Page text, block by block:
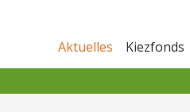
Aktuelles Kiezfonds